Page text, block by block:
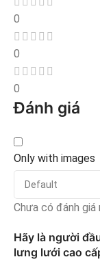
0
0
0
Đánh giá
Only with images
Chưa có đánh giá
Hãy là người
lưng lưới cao